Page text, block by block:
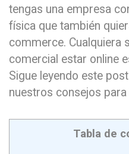
tengas una empresa
física que también
commerce. Cualquiera
comercial estar online
Sigue leyendo este
nuestros consejos
Tabla de